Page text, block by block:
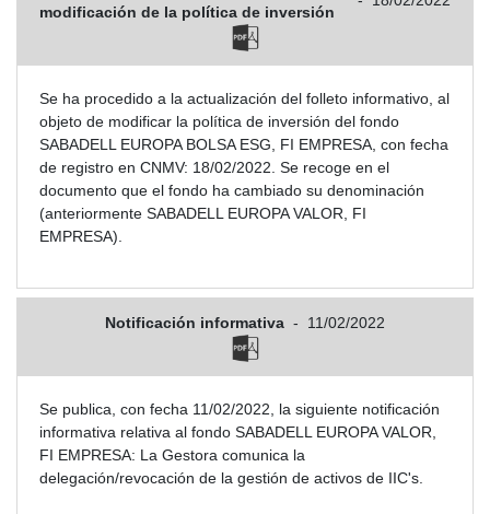
modificación de la política de inversión
Se ha procedido a la actualización del folleto informativo, al
objeto de modificar la política de inversión del fondo
SABADELL EUROPA BOLSA ESG, FI EMPRESA, con fecha
de registro en CNMV: 18/02/2022. Se recoge en el
documento que el fondo ha cambiado su denominación
(anteriormente SABADELL EUROPA VALOR, FI
EMPRESA).
Notificación informativa - 11/02/2022
Se publica, con fecha 11/02/2022, la siguiente notificación
informativa relativa al fondo SABADELL EUROPA VALOR,
FI EMPRESA: La Gestora comunica la
delegación/revocación de la gestión de activos de IIC's.